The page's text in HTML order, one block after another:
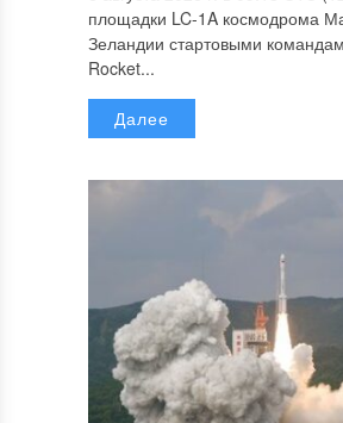
площадки LC-1A космодрома
Зеландии стартовыми
Rocket...
Далее